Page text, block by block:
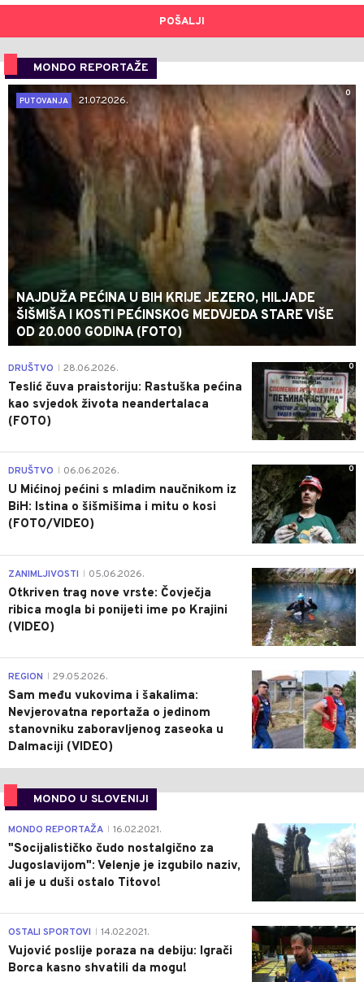
POŠALJI
MONDO REPORTAŽE
0
PUTOVANJA
21.07.2026.
NAJDUŽA PEĆINA U BIH KRIJE JEZERO, HILJADE
ŠIŠMIŠA I KOSTI PEĆINSKOG MEDVJEDA STARE VIŠE
OD 20.000 GODINA (FOTO)
0
DRUŠTVO 28.06.2026.
Teslić čuva praistoriju: Rastuška pećina
kao svjedok života neandertalaca
(FOTO)
0
DRUŠTVO 06.06.2026.
U Mićinoj pećini s mladim naučnikom iz
BiH: Istina o šišmišima i mitu o kosi
(FOTO/VIDEO)
0
ZANIMLJIVOSTI 05.06.2026.
Otkriven trag nove vrste: Čovječja
ribica mogla bi ponijeti ime po Krajini
(VIDEO)
0
REGION 29.05.2026.
Sam među vukovima i šakalima:
Nevjerovatna reportaža o jedinom
stanovniku zaboravljenog zaseoka u
Dalmaciji (VIDEO)
MONDO U SLOVENIJI
4
MONDO REPORTAŽA 16.02.2021.
"Socijalističko čudo nostalgično za
Jugoslavijom": Velenje je izgubilo naziv,
ali je u duši ostalo Titovo!
1
OSTALI SPORTOVI 14.02.2021.
Vujović poslije poraza na debiju: Igrači
Borca kasno shvatili da mogu!